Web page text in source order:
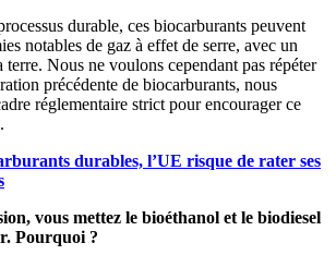
durable, ces biocarburants peuvent
notables de gaz à effet de serre, avec un
Nous ne voulons cependant pas répéter
précédente de biocarburants, nous
réglementaire strict pour encourager ce
durables, l’UE risque de rater ses
vous mettez le bioéthanol et le biodiesel
Pourquoi ?